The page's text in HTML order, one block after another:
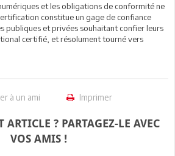
et les obligations de conformité ne
constitue un gage de confiance
publiques et privées souhaitant confier leurs
certifié, et résolument tourné vers
à un ami Imprimer
ARTICLE ? PARTAGEZ-LE AVEC
VOS AMIS !